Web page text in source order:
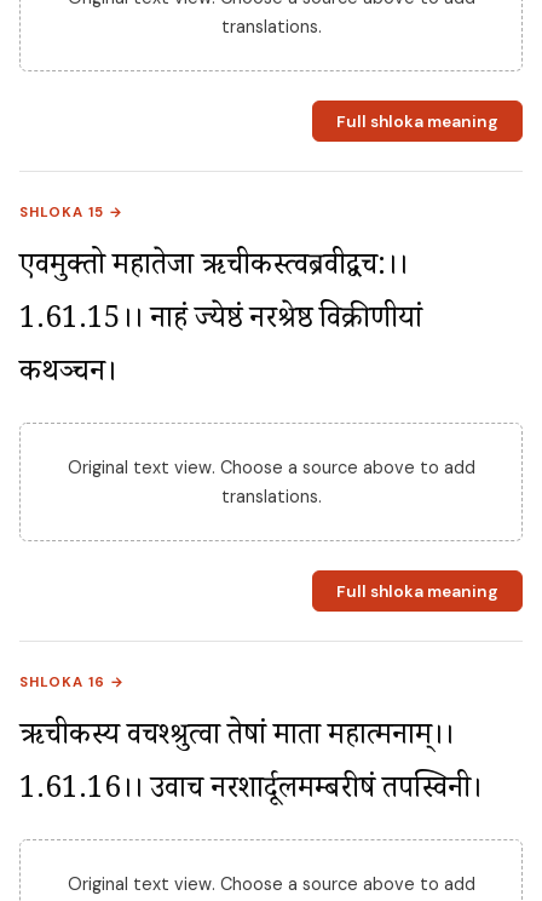
translations.
Full shloka meaning
SHLOKA 15 →
एवमुक्तो महातेजा ऋचीकस्त्वब्रवीद्वच:।।
1.61.15।। नाहं ज्येष्ठं नरश्रेष्ठ विक्रीणीयां
कथञ्चन।
Original text view. Choose a source above to add
translations.
Full shloka meaning
SHLOKA 16 →
ऋचीकस्य वचश्श्रुत्वा तेषां माता महात्मनाम्।।
1.61.16।। उवाच नरशार्दूलमम्बरीषं तपस्विनी।
Original text view. Choose a source above to add